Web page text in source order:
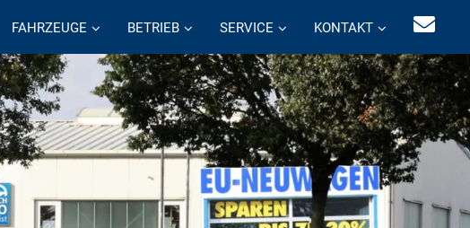
FAHRZEUGE BETRIEB SERVICE KONTAKT